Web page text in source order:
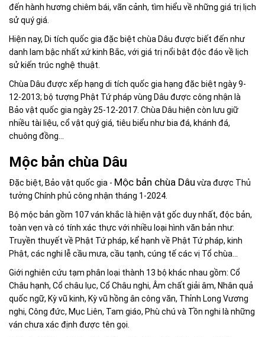
đến hành hương chiêm bái, vãn cảnh, tìm hiểu về những giá trị lịch
sử quý giá.
Hiện nay, Di tích quốc gia đặc biệt chùa Dâu được biết đến như
danh lam bậc nhất xứ kinh Bắc, với giá trị nổi bật độc đáo về lịch
sử kiến trúc nghệ thuật.
Chùa Dâu được xếp hạng di tích quốc gia hạng đặc biệt ngày 9-
12-2013; bộ tượng Phật Tứ pháp vùng Dâu được công nhận là
Bảo vật quốc gia ngày 25-12-2017. Chùa Dâu hiện còn lưu giữ
nhiều tài liệu, cổ vật quý giá, tiêu biểu như bia đá, khánh đá,
chuông đồng...
Mộc bản chùa Dâu
Đặc biệt, Bảo vật quốc gia - Mộc bản chùa Dâu vừa được Thủ
tưởng Chính phủ công nhận tháng 1-2024.
Bộ mộc bản gồm 107 ván khắc là hiện vật gốc duy nhất, độc bản,
toàn vẹn và có tính xác thực với nhiều loại hình văn bản như:
Truyền thuyết về Phật Tứ pháp, kể hạnh về Phật Tứ pháp, kinh
Phật, các nghi lễ cầu mưa, cầu tạnh, cúng tế các vị Tổ chùa...
Giới nghiên cứu tạm phân loại thành 13 bộ khác nhau gồm: Cổ
Châu hạnh, Cổ châu lục, Cổ Châu nghi, Âm chất giải âm, Nhân quả
quốc ngữ, Kỳ vũ kinh, Kỳ vũ hồng ân công văn, Thỉnh Long Vương
nghi, Công đức, Mục Liên, Tam giáo, Phù chú và Tồn nghi là những
ván chưa xác định được tên gọi.